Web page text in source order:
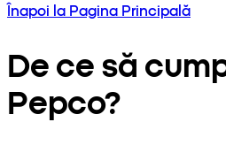
Înapoi la Pagina Principală
De ce să
Pepco?